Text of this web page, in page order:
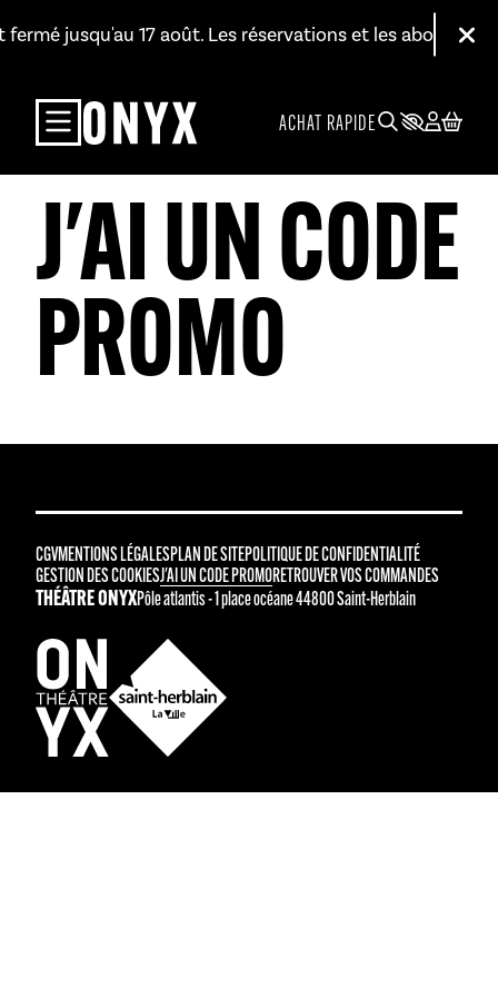
jusqu'au 17 août. Les réservations et les
ACHAT RAPIDE
J'AI UN CODE
PROMO
CGVMENTIONS LÉGALESPLAN DE SITEPOLITIQUE DE CONFIDENTIALITÉ
GESTION DES COOKIESJ'AI UN CODE PROMORETROUVER VOS COMMANDES
THÉÂTRE ONYXPôle atlantis - 1 place océane 44800 Saint-Herblain